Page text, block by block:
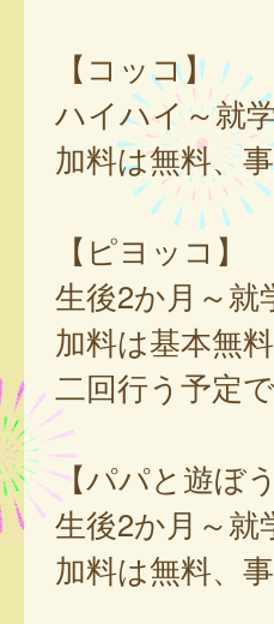
【コッコ】
ハイハイ～就
加料は無料、
【ピヨッコ】
生後2か月～就
加料は基本無
二回行う予定
【パパと遊ぼう
生後2か月～就
加料は無料、